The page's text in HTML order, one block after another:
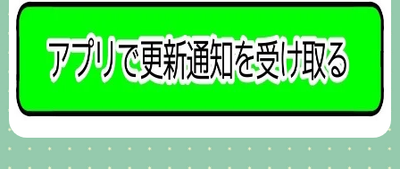
TOP 次のお話